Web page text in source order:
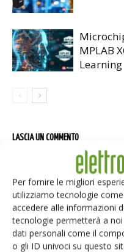
Per fornire le migliori
utilizziamo tecnologie
accedere alle informazioni
tecnologie permetterà a
dati personali come il
o gli ID univoci su questo
MPLAB
Learning
LASCIA UN COMMENTO